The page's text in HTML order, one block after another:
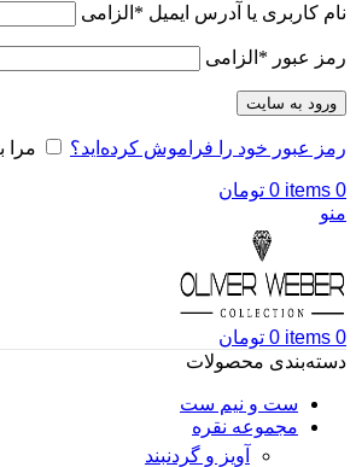
نام کاربری یا آدرس ایمیل * الزامی
رمز عبور * الزامی
ورود به سایت
رمز عبور خود را فراموش کرده‌اید؟ مرا
0
items
0 تومان
منو
0
items
0 تومان
دسته‌بندی محصولات
ست و نیم ست
مجموعه نقره
آویز و گردنبند